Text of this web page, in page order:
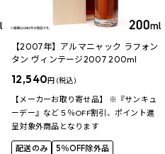
【2007年】アルマニャック ラフォン
タン ヴィンテージ2007 200ml
12,540円 (税込)
【メーカーお取り寄せ品】 ※『サンキュ
ーデー』など５％OFF割引、ポイント進
呈対象外商品となります
配送のみ 5％OFF除外品